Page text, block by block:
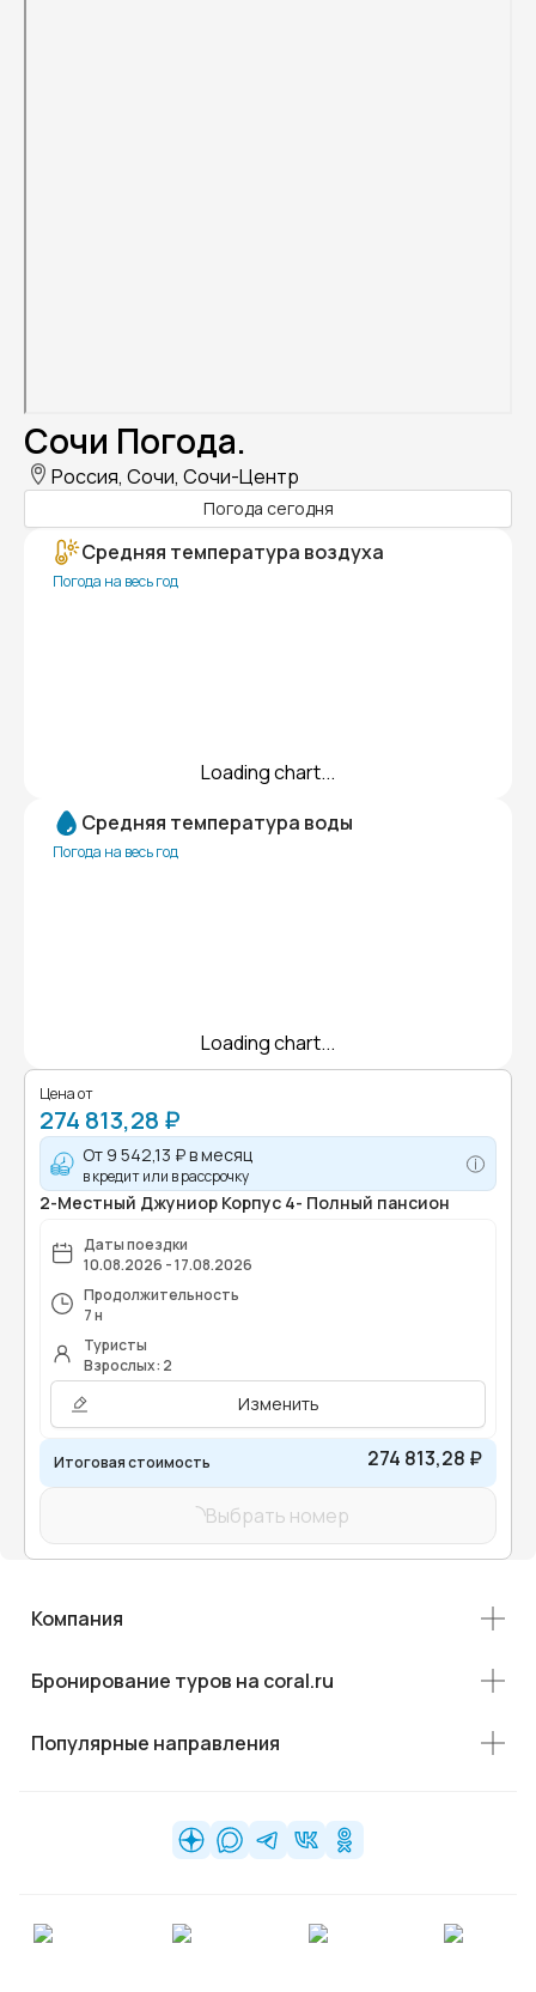
Сочи Погода.
Россия, Сочи, Сочи-Центр
Погода сегодня
Средняя температура воздуха
Погода на весь год
Loading chart...
Средняя температура воды
Погода на весь год
Loading chart...
Цена от
274 813,28 ₽
От 9 542,13 ₽в месяц
в кредит или в рассрочку
2-Местный Джуниор Корпус 4- Полный пансион
Даты поездки
10.08.2026 - 17.08.2026
Продолжительность
7 н
Туристы
Взрослых: 2
Изменить
Итоговая стоимость 274 813,28 ₽
Выбрать номер
Компания
Бронирование туров на coral.ru
Популярные направления